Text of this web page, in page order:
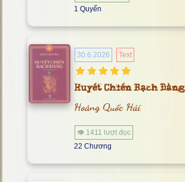
1 Quyển
30.6.2026 Text
Huyết Chiến Bạch Đằng
Hoàng Quốc Hải
👁 1411 lượt đọc
22 Chương